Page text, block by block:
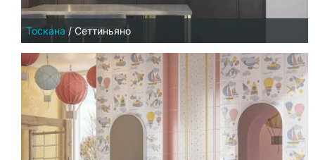
Тоскана / Сеттиньяно